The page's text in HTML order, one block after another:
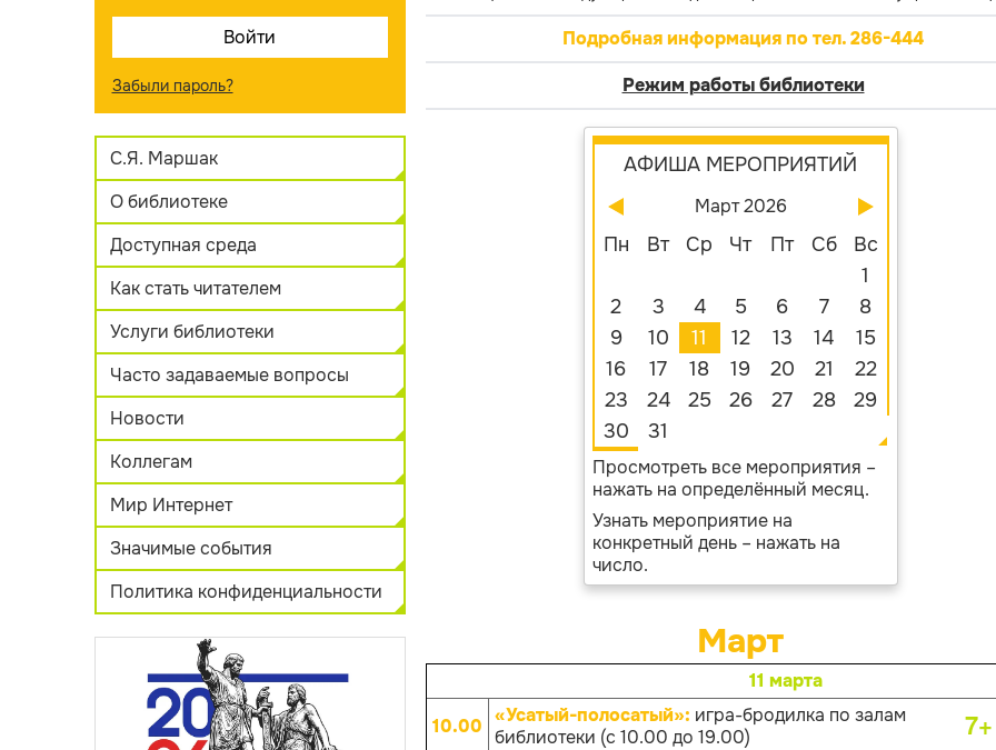
Забыли пароль?
С.Я. Маршак
О библиотеке
Доступная среда
Как стать читателем
Услуги библиотеки
Часто задаваемые вопросы
Новости
Коллегам
Мир Интернет
Значимые события
Политика конфиденциальности
Подробная информация по тел. 286-444
Режим работы библиотеки
АФИША МЕРОПРИЯТИЙ
Март 2026
Пн Вт Ср Чт Пт Сб
Вс
1
2
3 4 5 6 7
8
9
10 11 12 13 14
15
16
17 18 19 20 21
22
23
24 25 26 27 28
29
30
31
Просмотреть все мероприятия –
нажать на определённый месяц.
Узнать мероприятие на
конкретный день – нажать на
число.
Март
11 марта
10.00 «Усатый-полосатый»: игра-бродилка по залам
библиотеки (с 10.00 до 19.00)
7+